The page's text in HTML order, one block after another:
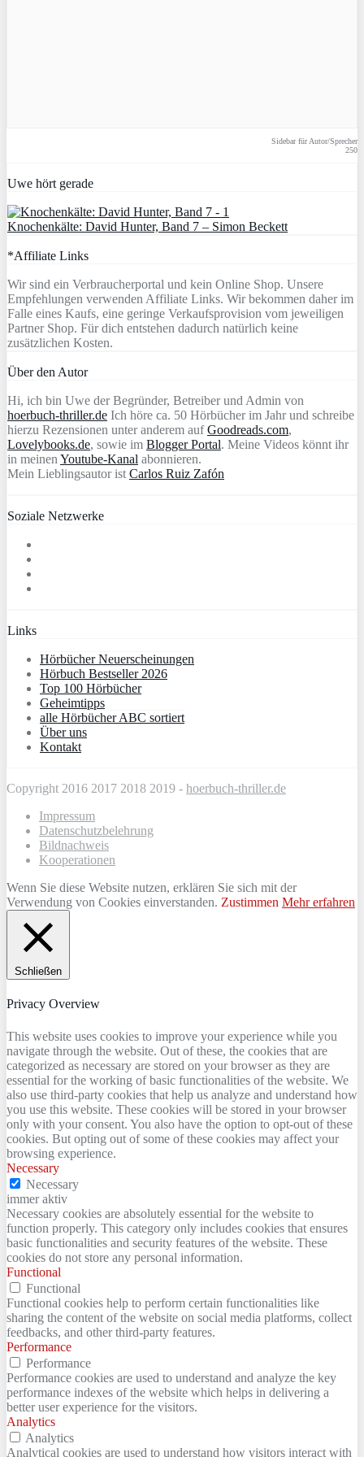
Sidebar für Autor/Sprecher
250
Uwe hört gerade
Knochenkälte: David Hunter, Band 7 – Simon Beckett
*Affiliate Links
Wir sind ein Verbraucherportal und kein Online Shop. Unsere
Empfehlungen verwenden Affiliate Links. Wir bekommen daher im
Falle eines Kaufs, eine geringe Verkaufsprovision vom jeweiligen
Partner Shop. Für dich entstehen dadurch natürlich keine
zusätzlichen Kosten.
Über den Autor
Hi, ich bin Uwe der Begründer, Betreiber und Admin von
hoerbuch-thriller.de Ich höre ca. 50 Hörbücher im Jahr und schreibe
hierzu Rezensionen unter anderem aufGoodreads.com,
Lovelybooks.de, sowie im Blogger Portal. Meine Videos könnt ihr
in meinen Youtube-Kanal abonnieren.
Mein Lieblingsautor ist Carlos Ruiz Zafón
Soziale Netzwerke
Links
Hörbücher Neuerscheinungen
Hörbuch Bestseller 2026
Top 100 Hörbücher
Geheimtipps
alle Hörbücher ABC sortiert
Über uns
Kontakt
Copyright 2016 2017 2018 2019 - hoerbuch-thriller.de
Impressum
Datenschutzbelehrung
Bildnachweis
Kooperationen
Wenn Sie diese Website nutzen, erklären Sie sich mit der
Verwendung von Cookies einverstanden. Zustimmen Mehr erfahren
Schließen
Privacy Overview
This website uses cookies to improve your experience while you
navigate through the website. Out of these, the cookies that are
categorized as necessary are stored on your browser as they are
essential for the working of basic functionalities of the website. We
also use third-party cookies that help us analyze and understand how
you use this website. These cookies will be stored in your browser
only with your consent. You also have the option to opt-out of these
cookies. But opting out of some of these cookies may affect your
browsing experience.
Necessary
Necessary
immer aktiv
Necessary cookies are absolutely essential for the website to
function properly. This category only includes cookies that ensures
basic functionalities and security features of the website. These
cookies do not store any personal information.
Functional
Functional
Functional cookies help to perform certain functionalities like
sharing the content of the website on social media platforms, collect
feedbacks, and other third-party features.
Performance
Performance
Performance cookies are used to understand and analyze the key
performance indexes of the website which helps in delivering a
better user experience for the visitors.
Analytics
Analytics
Analytical cookies are used to understand how visitors interact with